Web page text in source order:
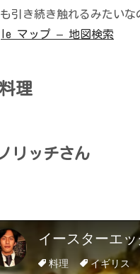
引き続き触れるみたいな
マップ – 地図検索
料理
ノリッチさん